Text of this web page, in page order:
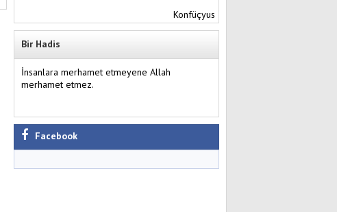
Konfüçyus
Bir Hadis
İnsanlara merhamet etmeyene Allah
merhamet etmez.
Facebook